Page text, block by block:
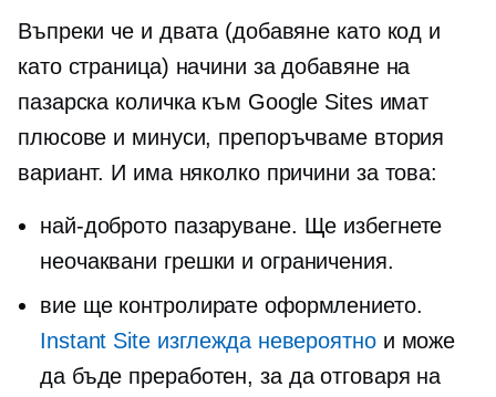
Въпреки че и двата (добавяне като код и
като страница) начини за добавяне на
пазарска количка към Google Sites имат
плюсове и минуси, препоръчваме втория
вариант. И има няколко причини за това:
най-доброто пазаруване. Ще избегнете
неочаквани грешки и ограничения.
вие ще контролирате оформлението.
Instant Site изглежда невероятнои може
да бъде преработен, за да отговаря на